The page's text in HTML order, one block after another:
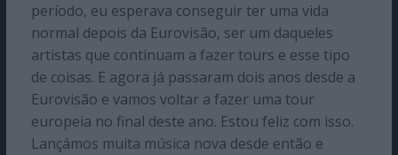
período, eu esperava conseguir ter uma vida
normal depois da Eurovisão, ser um daqueles
artistas que continuam a fazer tours e esse tipo
de coisas. E agora já passaram dois anos desde a
Eurovisão e vamos voltar a fazer uma tour
europeia no final deste ano. Estou feliz com isso.
Lançámos muita música nova desde então e